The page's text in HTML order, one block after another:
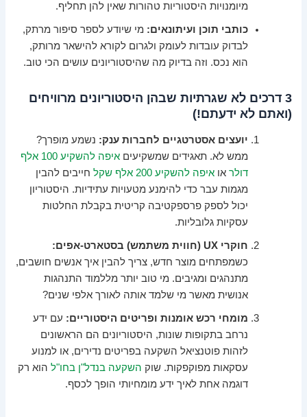
מיומנויות היסטוריות טהורות שאין להן תחליף.
כותבי תוכן ועיתונאים: מי שיודע לספר סיפור מרתק,
לבדוק עובדות לעומק ולגרום לקורא להישאר מרותק,
הוא נכס. וזה בדיוק מה שהיסטוריונים עושים הכי טוב.
3 דרכים לא שגרתיות שבהן היסטוריונים מרוויחים
(ואתם לא ידעתם!)
יועצים אסטרטגיים לחברות ענק: נשמע מופרך?
ממש לא. תאגידים שמשקיעים
איפה להשקיע 100 אלף
דולר אואיפה להשקיע 200 אלף שקל
חייבים להבין
מגמות עבר כדי להימנע מטעויות עתידיות. היסטוריון
יכול לספק פרספקטיבה קריטית בקבלת החלטות
עסקיות גלובליות.
חוקרי UX (חווית משתמש) בסטארט-אפים:
כשמפתחים מוצר חדש, צריך להבין איך אנשים חושבים,
מתנהגים ומגיבים. מי טוב יותר מללמוד התנהגות
אנושית מאשר מי שלמד אותה לאורך אלפי שנים?
מומחי רכש אומנות ופריטים היסטוריים: עם ידע
נרחב בתקופות שונות, היסטוריונים הם הראשונים
לזהות פוטנציאל השקעה בפריטים נדירים, או למנוע
עסקאות מפוקפקות. שוק השקעה בנדל"ן בחו"ל הוא רק
דוגמה אחת לאיך ידע מומחיותי הופך לכסף.